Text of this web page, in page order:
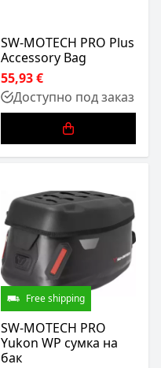
SW-MOTECH PRO Plus
Accessory Bag
55,93 €
Доступно под заказ
Free shipping
SW-MOTECH PRO
Yukon WP сумка на
бак